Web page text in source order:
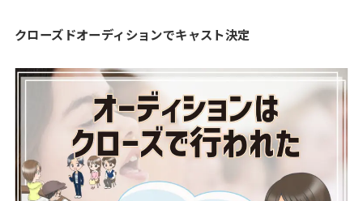
クローズドオーディションでキャスト決定